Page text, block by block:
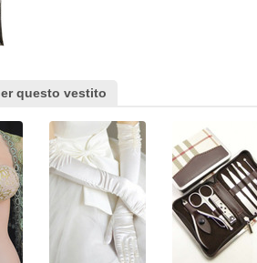
questo vestito